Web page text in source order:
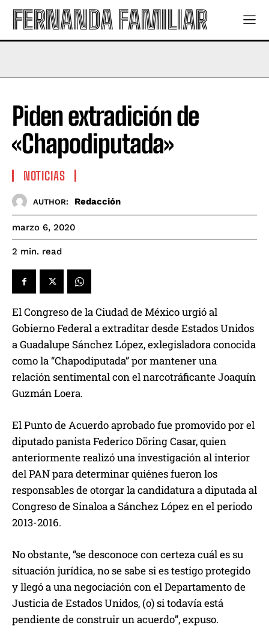
FERNANDA FAMILIAR
Piden extradición de
«Chapodiputada»
NOTICIAS
AUTHOR: Redacción
marzo 6, 2020
2 min. read
El Congreso de la Ciudad de México urgió al
Gobierno Federal a extraditar desde Estados Unidos
a Guadalupe Sánchez López, exlegisladora conocida
como la “Chapodiputada” por mantener una
relación sentimental con el narcotráficante Joaquín
Guzmán Loera.
El Punto de Acuerdo aprobado fue promovido por el
diputado panista Federico Döring Casar, quien
anteriormente realizó una investigación al interior
del PAN para determinar quiénes fueron los
responsables de otorgar la candidatura a diputada al
Congreso de Sinaloa a Sánchez López en el periodo
2013-2016.
No obstante, “se desconoce con certeza cuál es su
situación jurídica, no se sabe si es testigo protegido
y llegó a una negociación con el Departamento de
Justicia de Estados Unidos, (o) si todavía está
pendiente de construir un acuerdo”, expuso.